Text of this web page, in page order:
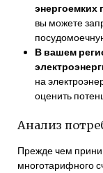
энергоемких
вы можете
В вашем
на
оценить
Анализ
Прежде чем
многотарифного